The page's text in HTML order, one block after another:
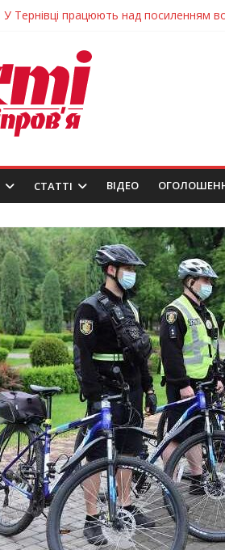
На Дніпропетровщині різко зросла
Світлові рішення майстрів із Дніпра
На Дніпропетровщині ліквідовують
У Тернівці працюють над посиленням
СТАТТІ ВIДЕО